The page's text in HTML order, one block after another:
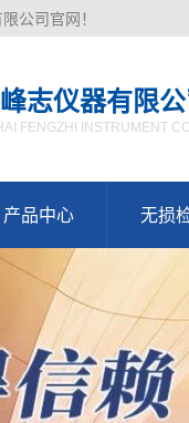
公司官网！
志仪器有限
FENGZHI INSTRUMENT
产品中心 无损